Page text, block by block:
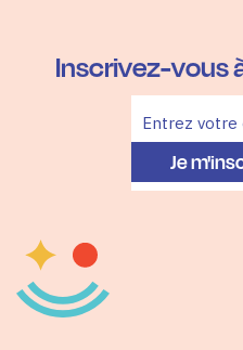
Inscrivez-vous
Je